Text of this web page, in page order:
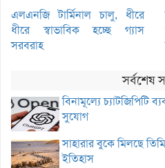
এলএনজি টার্মিনাল চালু, ধীরে
ধীরে স্বাভাবিক হচ্ছে গ্যাস
সরবরাহ
সর্বশেষ
বিনামূল্যে চ্যাটজিপিটি
সুযোগ
সাহারার বুকে মিলছে
ইতিহাস